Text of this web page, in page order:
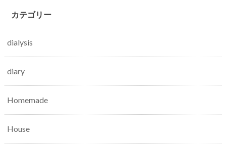
カテゴリー
dialysis
diary
Homemade
House